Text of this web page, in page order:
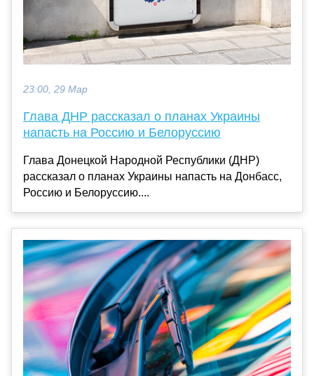
23:00, 29 Мар
Глава ДНР рассказал о планах Украины
напасть на Россию и Белоруссию
Глава Донецкой Народной Республики (ДНР)
рассказал о планах Украины напасть на Донбасс,
Россию и Белоруссию....